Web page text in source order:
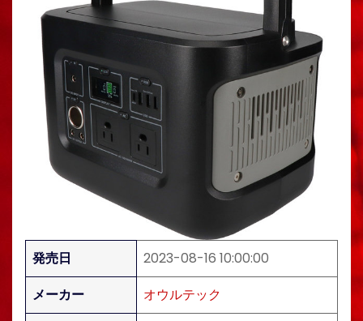
発売日
2023-08-16 10:00:00
メーカー
オウルテック